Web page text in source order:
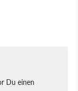
Du einen